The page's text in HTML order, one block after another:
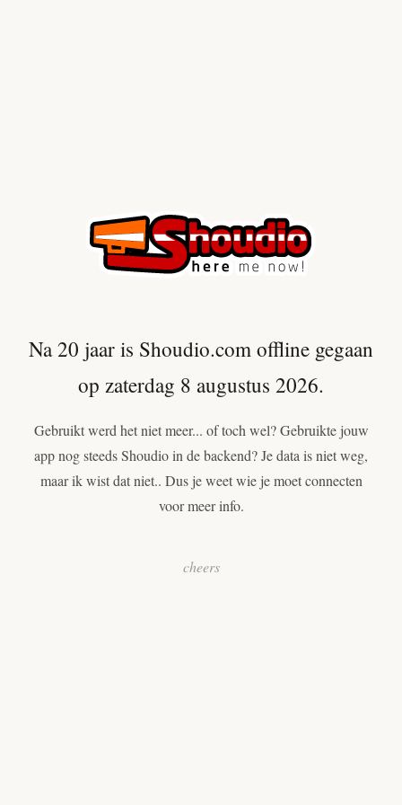
Na 20 jaar is Shoudio.com offline gegaan
op zaterdag 8 augustus 2026.
Gebruikt werd het niet meer... of toch wel? Gebruikte jouw
app nog steeds Shoudio in de backend? Je data is niet weg,
maar ik wist dat niet.. Dus je weet wie je moet connecten
voor meer info.
cheers